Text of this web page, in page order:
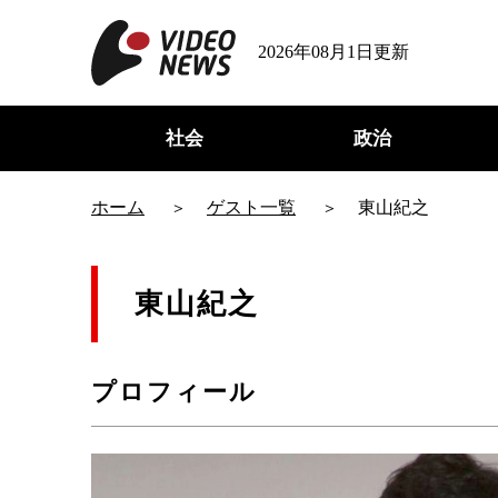
2026年08月1日更新
社会 政治
ホーム ゲスト一覧 東山紀之
東山紀之
プロフィール